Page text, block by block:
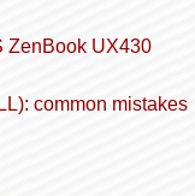
ZenBook UX430
common mistakes